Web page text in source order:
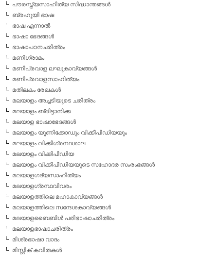
പൗരസ്ത്യസാഹിത്യ സിദ്ധാന്തങ്ങള്‍
ബ്രഹൂയി ഭാഷ
ഭാഷ എന്നാല്‍
ഭാഷാ ഭേദങ്ങള്‍
ഭാഷാപഠനചരിത്രം
മണിഗ്രാമം
മണിപ്രവാള ലഘുകാവ്യങ്ങള്‍
മണിപ്രവാളസാഹിത്യം
മതിലകം രേഖകള്‍
മലയാളം അച്ചടിയുടെ ചരിത്രം
മലയാളം ബ്രിട്ടാനിക്ക
മലയാള ഭാഷാഭേദങ്ങള്‍
മലയാളം യൂണിക്കോഡും വിക്കീപീഡിയയും
മലയാളം വിക്കിഗ്രന്ഥശാല
മലയാളം വിക്കിപീഡിയ
മലയാളം വിക്കീപീഡിയയുടെ സഹോദര സംരംഭങ്ങള്‍
മലയാളഗദ്യസാഹിത്യം
മലയാളഗ്രന്ഥവിവരം
മലയാളത്തിലെ മഹാകാവ്യങ്ങള്‍
മലയാളത്തിലെ സന്ദേശകാവ്യങ്ങള്‍
മലയാളബൈബിള്‍ പരിഭാഷാചരിത്രം
മലയാളഭാഷാചരിത്രം
മിശ്രഭാഷാ വാദം
മിസ്റ്റിക് കവിതകള്‍